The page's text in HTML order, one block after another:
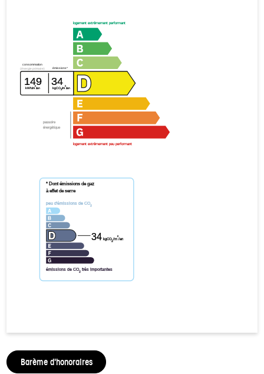
passoire
énergétique
logement extrêmement performant
logement extrêmement peu performant
consommation
(énergie primaire)
149
kWh/m²/an
émissions*
34
kgCO2/m
²
/an
* Dont émissions de gaz
à effet de serre
peu d'émissions de CO2
émissions de CO2très importantes
34kgCO2/m²/an
Barème d'honoraires